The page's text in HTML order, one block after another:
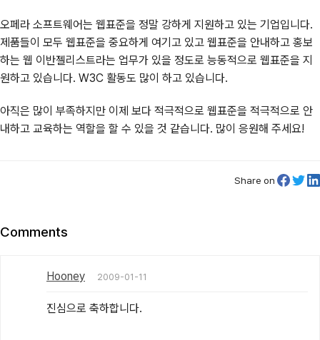
오페라 소프트웨어는 웹표준을 정말 강하게 지원하고 있는 기업입니다.
제품들이 모두 웹표준을 중요하게 여기고 있고 웹표준을 안내하고 홍보
하는 웹 이반젤리스트라는 업무가 있을 정도로 능동적으로 웹표준을 지
원하고 있습니다. W3C 활동도 많이 하고 있습니다.
아직은 많이 부족하지만 이제 보다 적극적으로 웹표준을 적극적으로 안
내하고 교육하는 역할을 할 수 있을 것 같습니다. 많이 응원해 주세요!
Share on
Comments
Hooney 2009-01-11
진심으로 축하합니다.